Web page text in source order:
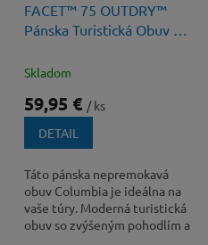
FACET™ 75 OUTDRY™
Pánska Turistická Obuv s
Skladom
59,95 € / ks
DETAIL
Táto pánska nepremokavá
obuv Columbia je ideálna na
vaše túry. Moderná turistická
obuv so zvýšeným pohodlím a